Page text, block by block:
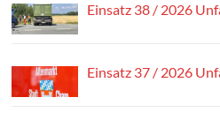
Einsatz 38 / 2026
Einsatz 37 / 2026